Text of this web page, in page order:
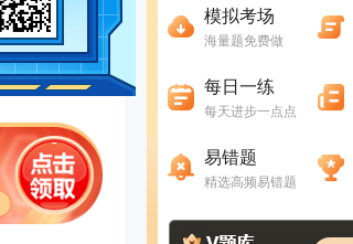
模拟考场
海量题免费做
每日一练
每天进步一点点
易错题
精选高频易错题